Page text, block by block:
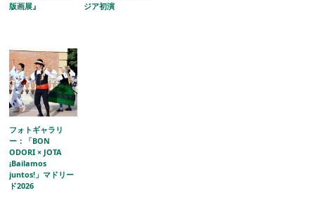
版画展』
ジア初演
フォトギャラリ
ー：「BON
ODORI × JOTA
¡Bailamos
juntos!」マドリー
ド2026